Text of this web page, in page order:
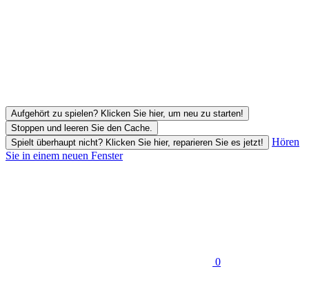
Aufgehört zu spielen? Klicken Sie hier, um neu zu starten!
Stoppen und leeren Sie den Cache.
Spielt überhaupt nicht? Klicken Sie hier, reparieren Sie es jetzt!
Hören
Sie in einem neuen Fenster
0